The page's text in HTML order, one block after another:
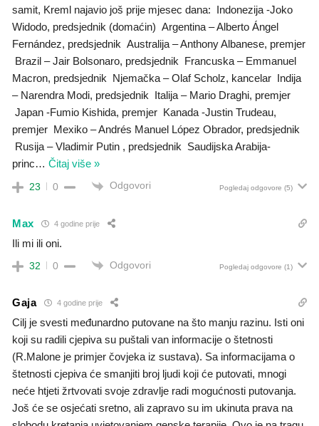
samit, Kreml najavio još prije mjesec dana: Indonezija -Joko
Widodo, predsjednik (domaćin) Argentina – Alberto Ángel
Fernández, predsjednik Australija – Anthony Albanese, premjer
Brazil – Jair Bolsonaro, predsjednik Francuska – Emmanuel
Macron, predsjednik Njemačka – Olaf Scholz, kancelar Indija
– Narendra Modi, predsjednik Italija – Mario Draghi, premjer
Japan -Fumio Kishida, premjer Kanada -Justin Trudeau,
premjer Mexiko – Andrés Manuel López Obrador, predsjednik
Rusija – Vladimir Putin , predsjednik Saudijska Arabija-
princ… Čitaj više »
23 0 Odgovori Pogledaj odgovore (5)
Max 4 godine prije
Ili mi ili oni.
32 0 Odgovori Pogledaj odgovore (1)
Gaja 4 godine prije
Cilj je svesti međunardno putovane na što manju razinu. Isti oni
koji su radili cjepiva su puštali van informacije o štetnosti
(R.Malone je primjer čovjeka iz sustava). Sa informacijama o
štetnosti cjepiva će smanjiti broj ljudi koji će putovati, mnogi
neće htjeti žrtvovati svoje zdravlje radi mogućnosti putovanja.
Još će se osjećati sretno, ali zapravo su im ukinuta prava na